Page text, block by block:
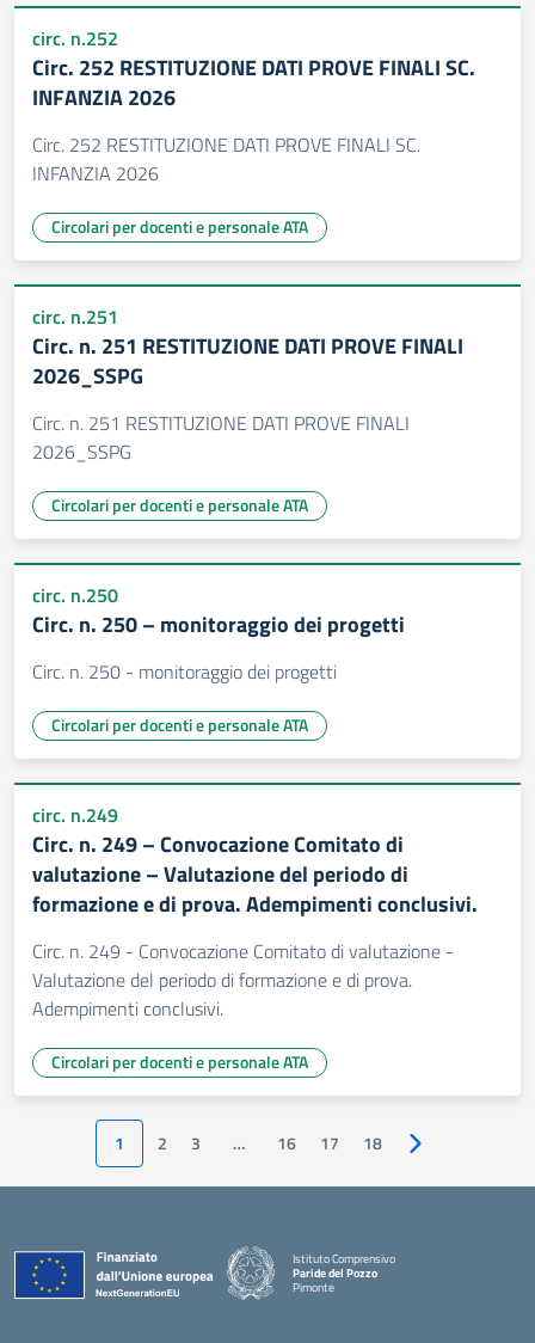
circ. n.252
Circ. 252 RESTITUZIONE DATI PROVE FINALI SC.
INFANZIA 2026
Circ. 252 RESTITUZIONE DATI PROVE FINALI SC.
INFANZIA 2026
Circolari per docenti e personale ATA
circ. n.251
Circ. n. 251 RESTITUZIONE DATI PROVE FINALI
2026_SSPG
Circ. n. 251 RESTITUZIONE DATI PROVE FINALI
2026_SSPG
Circolari per docenti e personale ATA
circ. n.250
Circ. n. 250 – monitoraggio dei progetti
Circ. n. 250 - monitoraggio dei progetti
Circolari per docenti e personale ATA
circ. n.249
Circ. n. 249 – Convocazione Comitato di
valutazione – Valutazione del periodo di
formazione e di prova. Adempimenti conclusivi.
Circ. n. 249 - Convocazione Comitato di valutazione -
Valutazione del periodo di formazione e di prova.
Adempimenti conclusivi.
Circolari per docenti e personale ATA
1 2 3 … 16 17 18 Pagina
Istituto Comprensivo
Paride del Pozzo
Pimonte